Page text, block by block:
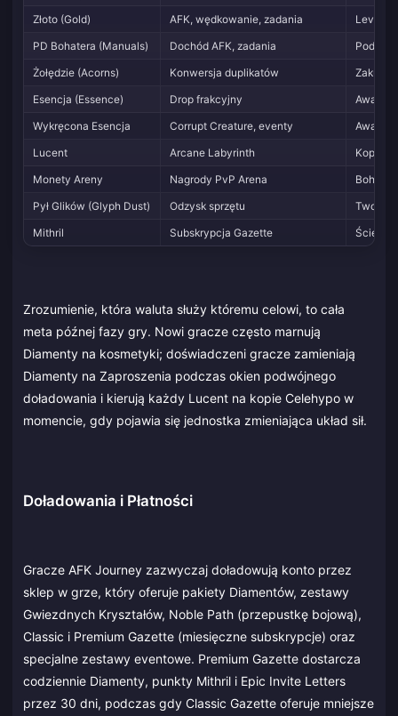
Złoto (Gold)
AFK, wędkowanie, zadania
PD Bohatera (Manuals)
Dochód AFK, zadania
Żołędzie (Acorns)
Konwersja duplikatów
Zakup
Esencja (Essence)
Drop frakcyjny
Wykręcona Esencja
Corrupt Creature, eventy
Lucent
Arcane Labyrinth
Kopie
Monety Areny
Nagrody PvP Arena
Pył Glików (Glyph Dust)
Odzysk sprzętu
Mithril
Subskrypcja Gazette Ścieżka
Zrozumienie, która waluta służy któremu celowi, to cała
meta późnej fazy gry. Nowi gracze często marnują
Diamenty na kosmetyki; doświadczeni gracze zamieniają
Diamenty na Zaproszenia podczas okien podwójnego
doładowania i kierują każdy Lucent na kopie Celehypo w
momencie, gdy pojawia się jednostka zmieniająca układ sił.
Doładowania i Płatności
Gracze AFK Journey zazwyczaj doładowują konto przez
sklep w grze, który oferuje pakiety Diamentów, zestawy
Gwiezdnych Kryształów, Noble Path (przepustkę bojową),
Classic i Premium Gazette (miesięczne subskrypcje) oraz
specjalne zestawy eventowe. Premium Gazette dostarcza
codziennie Diamenty, punkty Mithril i Epic Invite Letters
przez 30 dni, podczas gdy Classic Gazette oferuje mniejsze